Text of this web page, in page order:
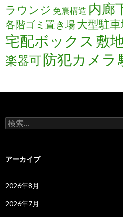
ラウンジ 免震構造 内廊
各階ゴミ置き場大型駐
宅配ボックス 敷
楽器可防犯カメラ
検
索:
アーカイブ
2026年8月
2026年7月